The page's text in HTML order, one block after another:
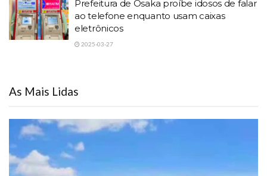
Prefeitura de Osaka proíbe idosos de falar
ao telefone enquanto usam caixas
eletrônicos
2025-03-27
As Mais Lidas